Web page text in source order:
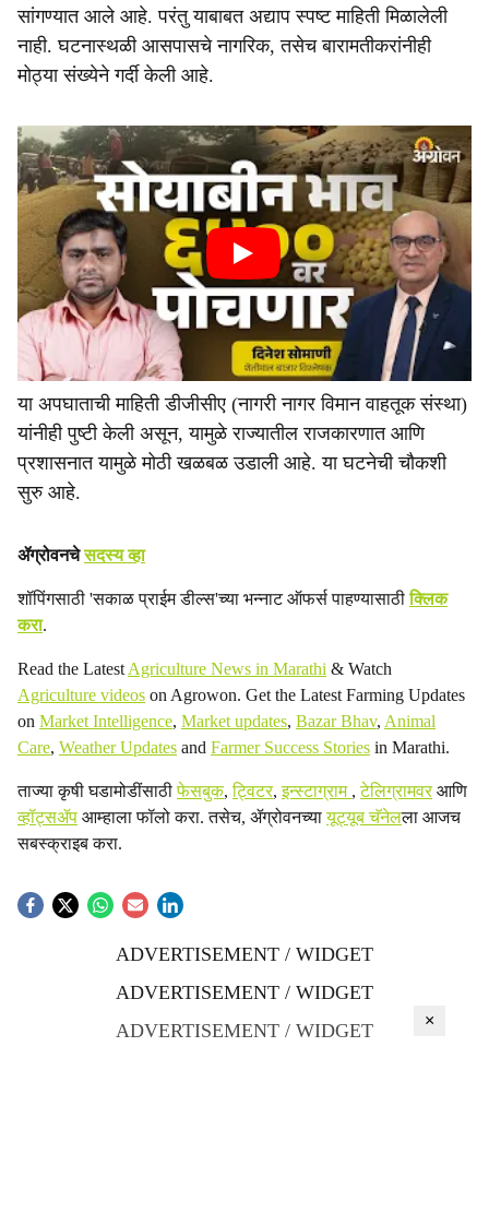
सांगण्यात आले आहे. परंतु याबाबत अद्याप स्पष्ट माहिती मिळालेली
नाही. घटनास्थळी आसपासचे नागरिक, तसेच बारामतीकरांनीही
मोठ्या संख्येने गर्दी केली आहे.
या अपघाताची माहिती डीजीसीए (नागरी नागर विमान वाहतूक संस्था)
यांनीही पुष्टी केली असून, यामुळे राज्यातील राजकारणात आणि
प्रशासनात यामुळे मोठी खळबळ उडाली आहे. या घटनेची चौकशी
सुरु आहे.
ॲग्रोवनचेसदस्य व्हा
शॉपिंगसाठी 'सकाळ प्राईम डील्स'च्या भन्नाट ऑफर्स पाहण्यासाठीक्लिक
करा.
Read the Latest Agriculture News in Marathi & Watch
Agriculture videos on Agrowon. Get the Latest Farming Updates
on Market Intelligence, Market updates, Bazar Bhav, Animal
Care, Weather Updates and Farmer Success Stories in Marathi.
ताज्या कृषी घडामोडींसाठीफेसबुक,ट्विटर,इन्स्टाग्राम ,टेलिग्रामवरआणि
व्हॉट्सॲप आम्हाला फॉलो करा. तसेच, ॲग्रोवनच्यायूट्यूब चॅनेलला आजच
सबस्क्राइब करा.
ADVERTISEMENT / WIDGET
ADVERTISEMENT / WIDGET
ADVERTISEMENT / WIDGET
×